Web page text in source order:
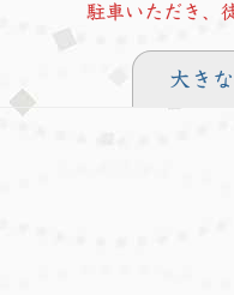
駐車いただき、
大き